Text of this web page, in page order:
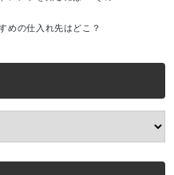
めの仕入れ先はどこ？